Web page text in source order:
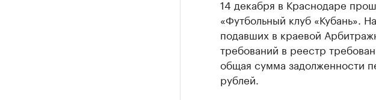
14 декабря в Краснодаре
«Футбольный клуб «Кубань».
подавших в краевой
требований в реестр
общая сумма задолженности
рублей.